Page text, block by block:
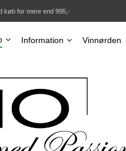
køb for mere end 995,-
Information Vinnørden